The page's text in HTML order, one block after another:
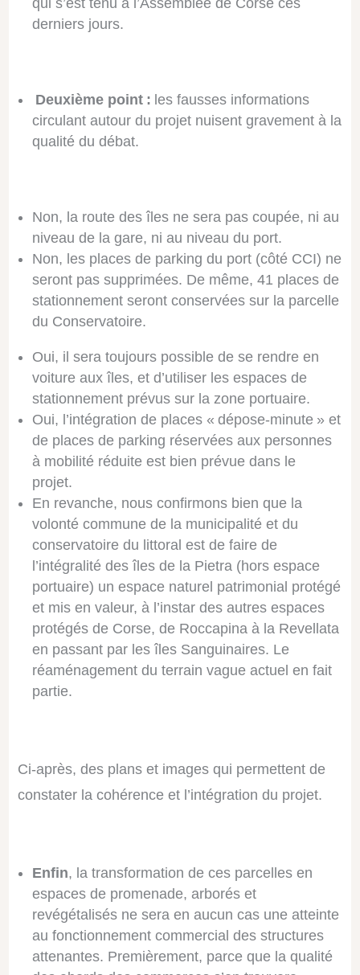
derniers jours.
Deuxième point : les fausses informations
circulant autour du projet nuisent gravement à la
qualité du débat.
Non, la route des îles ne sera pas coupée, ni au
niveau de la gare, ni au niveau du port.
Non, les places de parking du port (côté CCI) ne
seront pas supprimées. De même, 41 places de
stationnement seront conservées sur la parcelle
du Conservatoire.
Oui, il sera toujours possible de se rendre en
voiture aux îles, et d’utiliser les espaces de
stationnement prévus sur la zone portuaire.
Oui, l’intégration de places « dépose-minute » et
de places de parking réservées aux personnes
à mobilité réduite est bien prévue dans le
projet.
En revanche, nous confirmons bien que la
volonté commune de la municipalité et du
conservatoire du littoral est de faire de
l’intégralité des îles de la Pietra (hors espace
portuaire) un espace naturel patrimonial protégé
et mis en valeur, à l’instar des autres espaces
protégés de Corse, de Roccapina à la Revellata
en passant par les îles Sanguinaires. Le
réaménagement du terrain vague actuel en fait
partie.
Ci-après, des plans et images qui permettent de
constater la cohérence et l’intégration du projet.
Enfin, la transformation de ces parcelles en
espaces de promenade, arborés et
revégétalisés ne sera en aucun cas une atteinte
au fonctionnement commercial des structures
attenantes. Premièrement, parce que la qualité